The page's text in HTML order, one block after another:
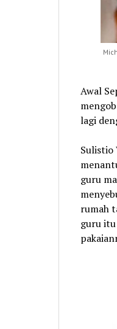
Awal
lagi
Sulistio
guru
rumah
guru itu